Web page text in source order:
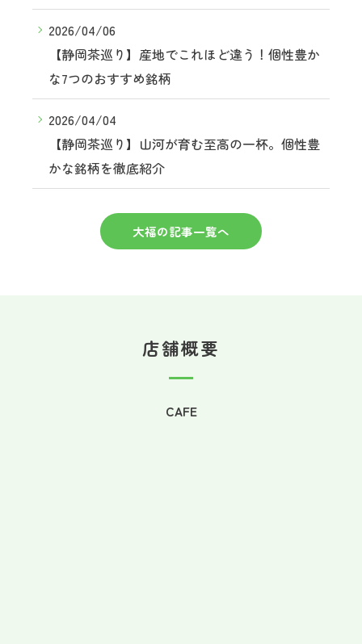
2026/04/06
【静岡茶巡り】産地でこれほど違う！個性豊か
な7つのおすすめ銘柄
2026/04/04
【静岡茶巡り】山河が育む至高の一杯。個性豊
かな銘柄を徹底紹介
大福の記事一覧へ
店舗概要
CAFE